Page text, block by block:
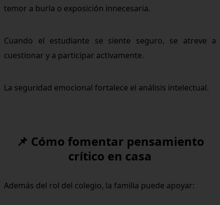
temor a burla o exposición innecesaria.
Cuando el estudiante se siente seguro, se atreve a
cuestionar y a participar activamente.
La seguridad emocional fortalece el análisis intelectual.
📌 Cómo fomentar pensamiento
crítico en casa
Además del rol del colegio, la familia puede apoyar: